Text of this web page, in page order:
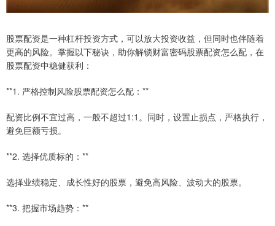
股票配资是一种杠杆投资方式，可以放大投资收益，但同时也伴随着
更高的风险。掌握以下秘诀，助你解锁财富密码股票配资怎么配，在
股票配资中稳健获利：
**1. 严格控制风险股票配资怎么配：**
配资比例不宜过高，一般不超过1:1。同时，设置止损点，严格执行，
避免巨额亏损。
**2. 选择优质标的：**
选择业绩稳定、成长性好的股票，避免高风险、波动大的股票。
**3. 把握市场趋势：**